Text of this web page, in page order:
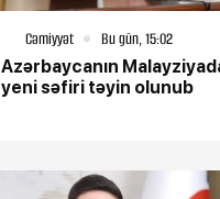
Cəmiyyət
Bu gün, 15:02
Azərbaycanın
yeni səfiri təyin olunub4-08-